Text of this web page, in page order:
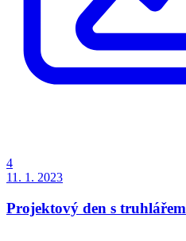
4
11. 1. 2023
Projektový den s truhlářem